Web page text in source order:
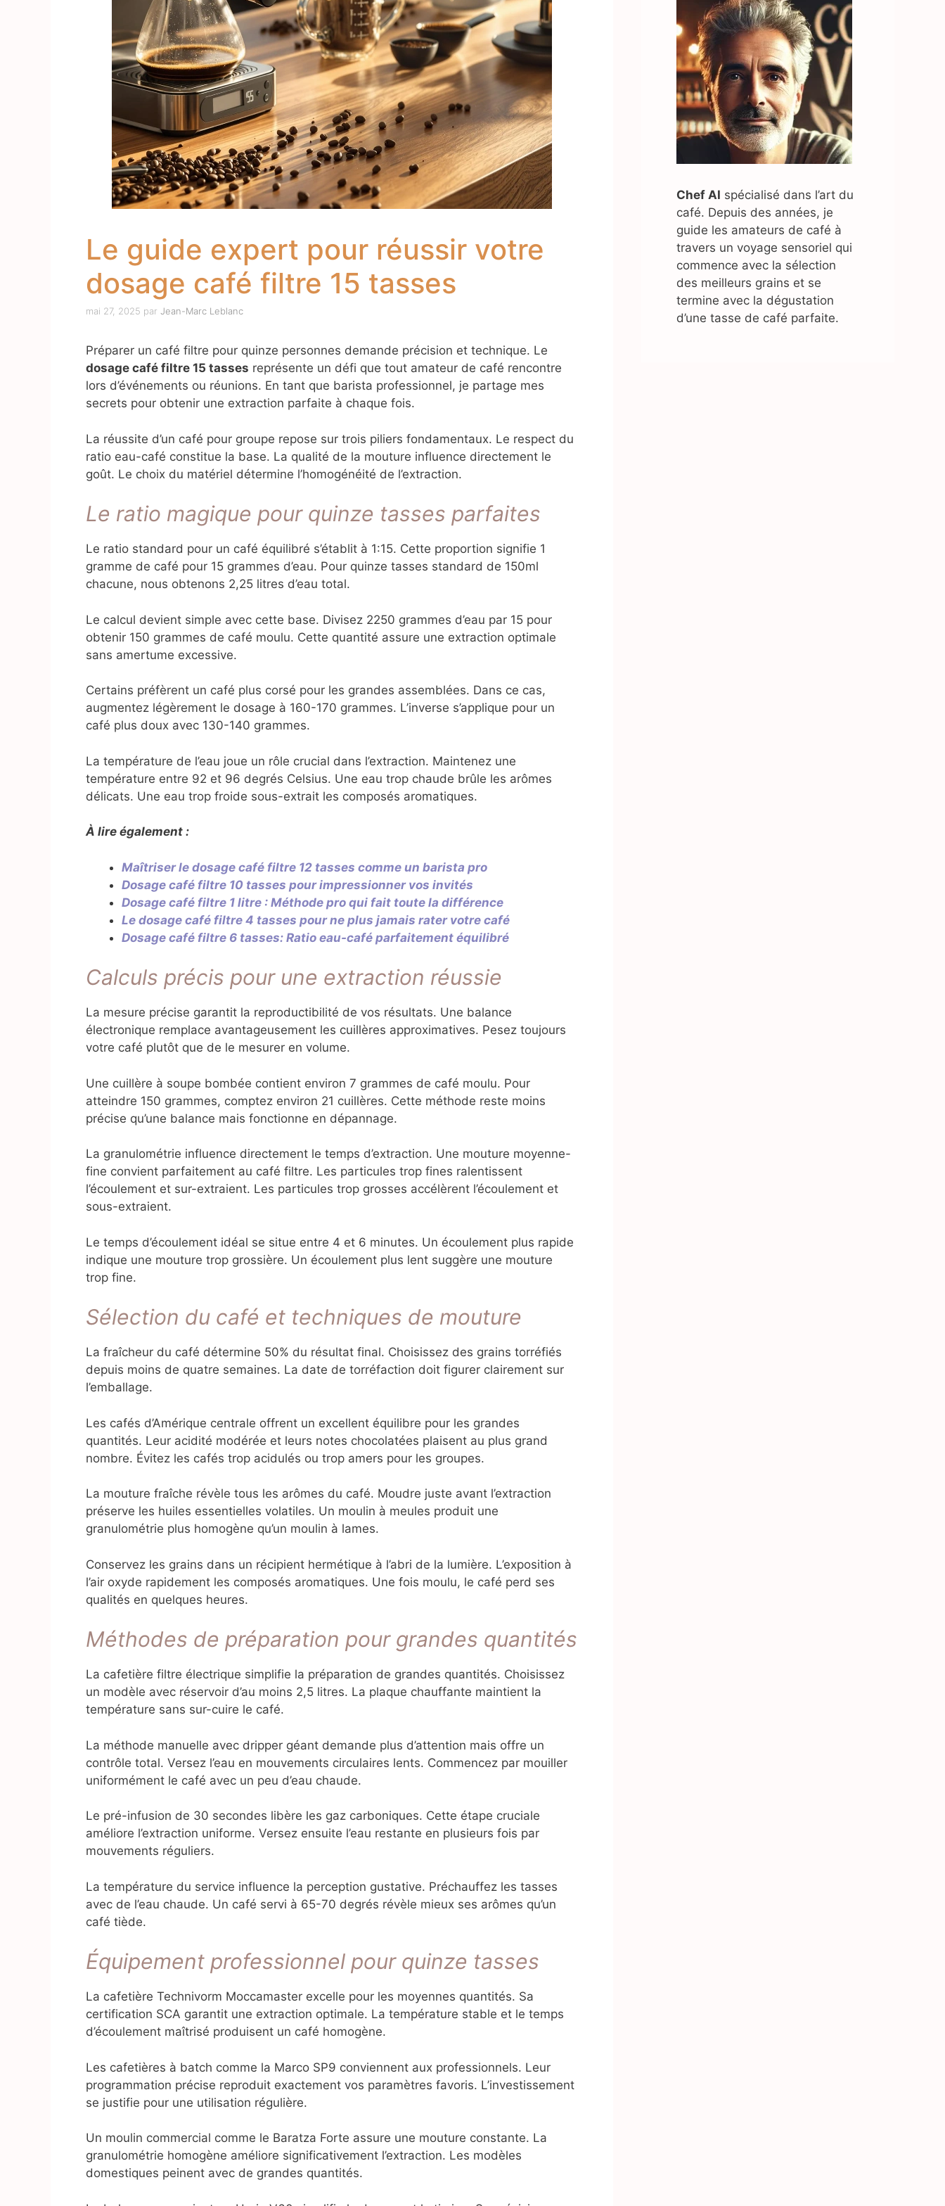
Le guide expert pour réussir votre
dosage café filtre 15 tasses
mai 27, 2025 par Jean-Marc Leblanc
Préparer un café filtre pour quinze personnes demande précision et technique. Le
dosage café filtre 15 tasses représente un défi que tout amateur de café rencontre
lors d’événements ou réunions. En tant que barista professionnel, je partage mes
secrets pour obtenir une extraction parfaite à chaque fois.
La réussite d’un café pour groupe repose sur trois piliers fondamentaux. Le respect du
ratio eau-café constitue la base. La qualité de la mouture influence directement le
goût. Le choix du matériel détermine l’homogénéité de l’extraction.
Le ratio magique pour quinze tasses parfaites
Le ratio standard pour un café équilibré s’établit à 1:15. Cette proportion signifie 1
gramme de café pour 15 grammes d’eau. Pour quinze tasses standard de 150ml
chacune, nous obtenons 2,25 litres d’eau total.
Le calcul devient simple avec cette base. Divisez 2250 grammes d’eau par 15 pour
obtenir 150 grammes de café moulu. Cette quantité assure une extraction optimale
sans amertume excessive.
Certains préfèrent un café plus corsé pour les grandes assemblées. Dans ce cas,
augmentez légèrement le dosage à 160-170 grammes. L’inverse s’applique pour un
café plus doux avec 130-140 grammes.
La température de l’eau joue un rôle crucial dans l’extraction. Maintenez une
température entre 92 et 96 degrés Celsius. Une eau trop chaude brûle les arômes
délicats. Une eau trop froide sous-extrait les composés aromatiques.
À lire également :
Maîtriser le dosage café filtre 12 tasses comme un barista pro
Dosage café filtre 10 tasses pour impressionner vos invités
Dosage café filtre 1 litre : Méthode pro qui fait toute la différence
Le dosage café filtre 4 tasses pour ne plus jamais rater votre café
Dosage café filtre 6 tasses: Ratio eau-café parfaitement équilibré
Calculs précis pour une extraction réussie
La mesure précise garantit la reproductibilité de vos résultats. Une balance
électronique remplace avantageusement les cuillères approximatives. Pesez toujours
votre café plutôt que de le mesurer en volume.
Une cuillère à soupe bombée contient environ 7 grammes de café moulu. Pour
atteindre 150 grammes, comptez environ 21 cuillères. Cette méthode reste moins
précise qu’une balance mais fonctionne en dépannage.
La granulométrie influence directement le temps d’extraction. Une mouture moyenne-
fine convient parfaitement au café filtre. Les particules trop fines ralentissent
l’écoulement et sur-extraient. Les particules trop grosses accélèrent l’écoulement et
sous-extraient.
Le temps d’écoulement idéal se situe entre 4 et 6 minutes. Un écoulement plus rapide
indique une mouture trop grossière. Un écoulement plus lent suggère une mouture
trop fine.
Sélection du café et techniques de mouture
La fraîcheur du café détermine 50% du résultat final. Choisissez des grains torréfiés
depuis moins de quatre semaines. La date de torréfaction doit figurer clairement sur
l’emballage.
Les cafés d’Amérique centrale offrent un excellent équilibre pour les grandes
quantités. Leur acidité modérée et leurs notes chocolatées plaisent au plus grand
nombre. Évitez les cafés trop acidulés ou trop amers pour les groupes.
La mouture fraîche révèle tous les arômes du café. Moudre juste avant l’extraction
préserve les huiles essentielles volatiles. Un moulin à meules produit une
granulométrie plus homogène qu’un moulin à lames.
Conservez les grains dans un récipient hermétique à l’abri de la lumière. L’exposition à
l’air oxyde rapidement les composés aromatiques. Une fois moulu, le café perd ses
qualités en quelques heures.
Méthodes de préparation pour grandes quantités
La cafetière filtre électrique simplifie la préparation de grandes quantités. Choisissez
un modèle avec réservoir d’au moins 2,5 litres. La plaque chauffante maintient la
température sans sur-cuire le café.
La méthode manuelle avec dripper géant demande plus d’attention mais offre un
contrôle total. Versez l’eau en mouvements circulaires lents. Commencez par mouiller
uniformément le café avec un peu d’eau chaude.
Le pré-infusion de 30 secondes libère les gaz carboniques. Cette étape cruciale
améliore l’extraction uniforme. Versez ensuite l’eau restante en plusieurs fois par
mouvements réguliers.
La température du service influence la perception gustative. Préchauffez les tasses
avec de l’eau chaude. Un café servi à 65-70 degrés révèle mieux ses arômes qu’un
café tiède.
Équipement professionnel pour quinze tasses
La cafetière Technivorm Moccamaster excelle pour les moyennes quantités. Sa
certification SCA garantit une extraction optimale. La température stable et le temps
d’écoulement maîtrisé produisent un café homogène.
Les cafetières à batch comme la Marco SP9 conviennent aux professionnels. Leur
programmation précise reproduit exactement vos paramètres favoris. L’investissement
se justifie pour une utilisation régulière.
Un moulin commercial comme le Baratza Forte assure une mouture constante. La
granulométrie homogène améliore significativement l’extraction. Les modèles
domestiques peinent avec de grandes quantités.
Chef AI spécialisé dans l’art du
café. Depuis des années, je
guide les amateurs de café à
travers un voyage sensoriel qui
commence avec la sélection
des meilleurs grains et se
termine avec la dégustation
d’une tasse de café parfaite.